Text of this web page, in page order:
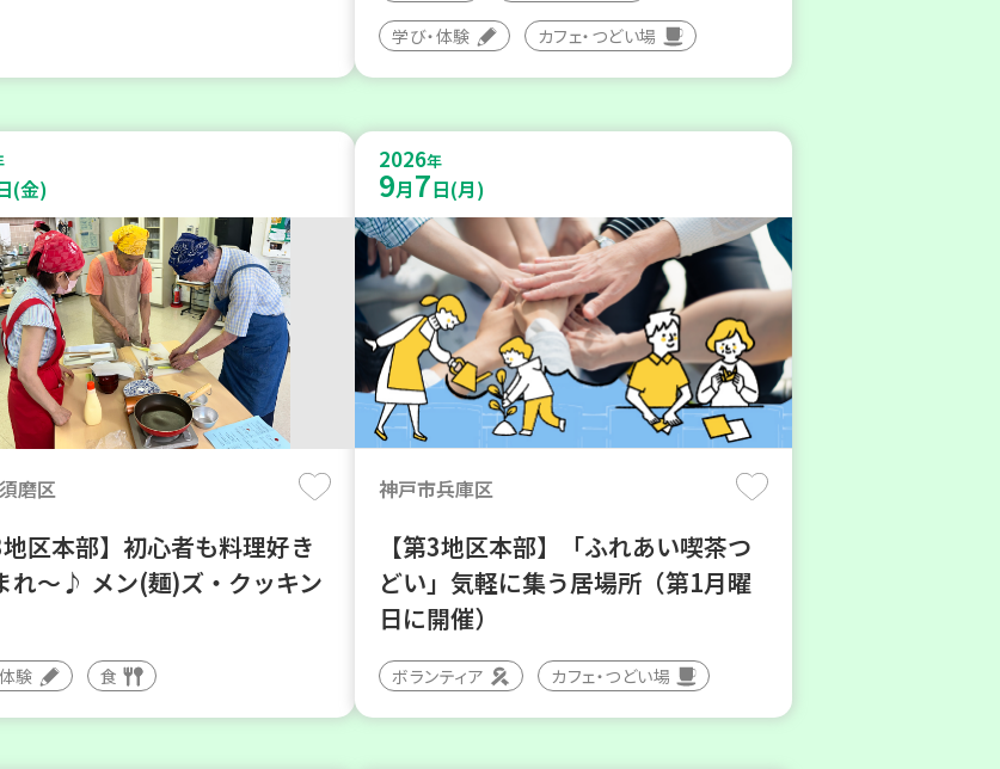
学び・体験 カフェ・つどい場
(金)
磨区
地区本部】初心者も料理好き
れ～♪ メン(麺)ズ・クッキン
験 食
2026年
9月7日(月)
神戸市兵庫区
【第3地区本部】「ふれあい喫茶つ
どい」気軽に集う居場所（第1月曜
日に開催）
ボランティア カフェ・つどい場